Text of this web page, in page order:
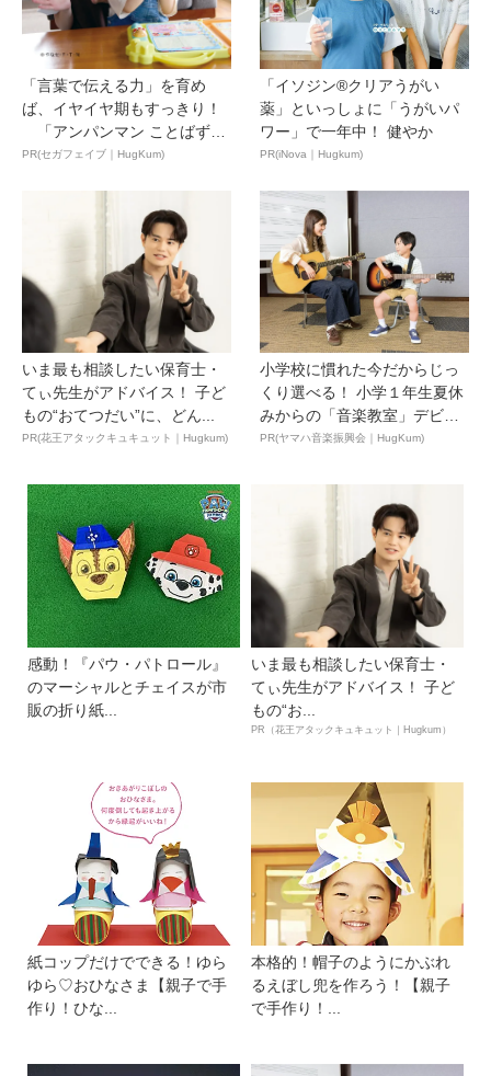
「言葉で伝える力」を育め
ば、イヤイヤ期もすっきり！
「アンパンマン ことばずか
ん...
PR(セガフェイブ｜HugKum)
「イソジン®クリアうがい
薬」といっしょに「うがいパ
ワー」で一年中！ 健やか
PR(iNova｜Hugkum)
いま最も相談したい保育士・
てぃ先生がアドバイス！ 子ど
もの“おてつだい”に、どん...
PR(花王アタックキュキュット｜Hugkum)
小学校に慣れた今だからじっ
くり選べる！ 小学１年生夏休
みからの「音楽教室」デビ
ュ...
PR(ヤマハ音楽振興会｜HugKum)
感動！『パウ・パトロール』
のマーシャルとチェイスが市
販の折り紙...
いま最も相談したい保育士・
てぃ先生がアドバイス！ 子ど
もの“お...
PR（花王アタックキュキュット｜Hugkum）
紙コップだけでできる！ゆら
ゆら♡おひなさま【親子で手
作り！ひな...
本格的！帽子のようにかぶれ
るえぼし兜を作ろう！【親子
で手作り！...